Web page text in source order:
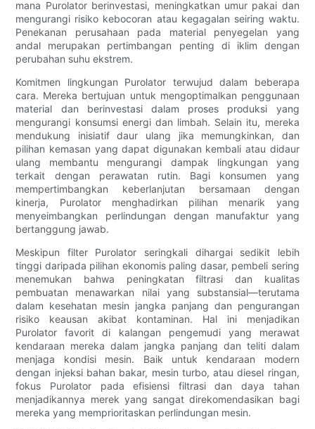
mana Purolator berinvestasi, meningkatkan umur pakai dan
mengurangi risiko kebocoran atau kegagalan seiring waktu.
Penekanan perusahaan pada material penyegelan yang
andal merupakan pertimbangan penting di iklim dengan
perubahan suhu ekstrem.
Komitmen lingkungan Purolator terwujud dalam beberapa
cara. Mereka bertujuan untuk mengoptimalkan penggunaan
material dan berinvestasi dalam proses produksi yang
mengurangi konsumsi energi dan limbah. Selain itu, mereka
mendukung inisiatif daur ulang jika memungkinkan, dan
pilihan kemasan yang dapat digunakan kembali atau didaur
ulang membantu mengurangi dampak lingkungan yang
terkait dengan perawatan rutin. Bagi konsumen yang
mempertimbangkan keberlanjutan bersamaan dengan
kinerja, Purolator menghadirkan pilihan menarik yang
menyeimbangkan perlindungan dengan manufaktur yang
bertanggung jawab.
Meskipun filter Purolator seringkali dihargai sedikit lebih
tinggi daripada pilihan ekonomis paling dasar, pembeli sering
menemukan bahwa peningkatan filtrasi dan kualitas
pembuatan menawarkan nilai yang substansial—terutama
dalam kesehatan mesin jangka panjang dan pengurangan
risiko keausan akibat kontaminan. Hal ini menjadikan
Purolator favorit di kalangan pengemudi yang merawat
kendaraan mereka dalam jangka panjang dan teliti dalam
menjaga kondisi mesin. Baik untuk kendaraan modern
dengan injeksi bahan bakar, mesin turbo, atau diesel ringan,
fokus Purolator pada efisiensi filtrasi dan daya tahan
menjadikannya merek yang sangat direkomendasikan bagi
mereka yang memprioritaskan perlindungan mesin.